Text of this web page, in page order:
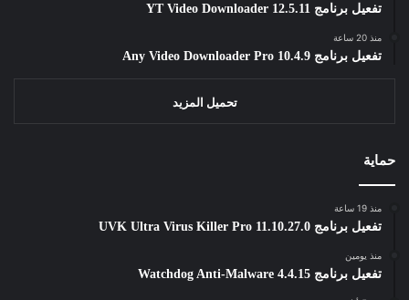
تفعيل برنامج YT Video Downloader 12.5.11
منذ 20 ساعة
تفعيل برنامج Any Video Downloader Pro 10.4.9
تحميل المزيد
حماية
منذ 19 ساعة
تفعيل برنامج UVK Ultra Virus Killer Pro 11.10.27.0
منذ يومين
تفعيل برنامج Watchdog Anti-Malware 4.4.15